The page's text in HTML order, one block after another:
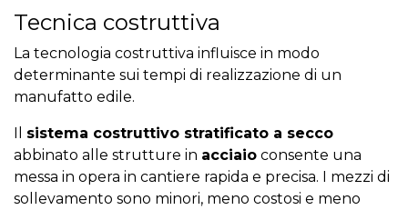
Tecnica costruttiva
La tecnologia costruttiva influisce in modo
determinante sui tempi di realizzazione di un
manufatto edile.
Il sistema costruttivo stratificato a secco
abbinato alle strutture in acciaio consente una
messa in opera in cantiere rapida e precisa. I mezzi di
sollevamento sono minori, meno costosi e meno